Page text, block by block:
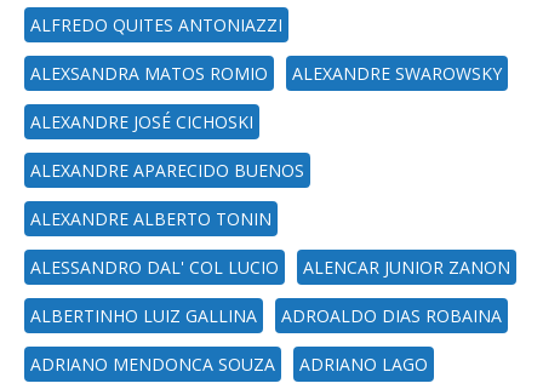
ALFREDO QUITES ANTONIAZZI
ALEXSANDRA MATOS ROMIO ALEXANDRE SWAROWSKY
ALEXANDRE JOSÉ CICHOSKI
ALEXANDRE APARECIDO BUENOS
ALEXANDRE ALBERTO TONIN
ALESSANDRO DAL' COL LUCIO ALENCAR JUNIOR ZANON
ALBERTINHO LUIZ GALLINA ADROALDO DIAS ROBAINA
ADRIANO MENDONCA SOUZA ADRIANO LAGO